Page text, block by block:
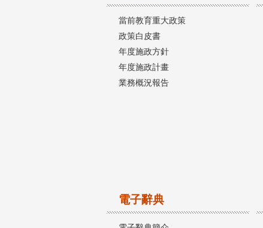
當前教育重大政策
政策白皮書
年度施政方針
年度施政計畫
業務概況報告
電子辭典